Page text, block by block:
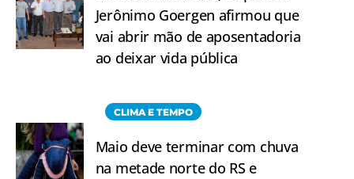
Jerônimo Goergen afirmou que
vai abrir mão de aposentadoria
ao deixar vida pública
CLIMA E TEMPO
Maio deve terminar com chuva
na metade norte do RS e